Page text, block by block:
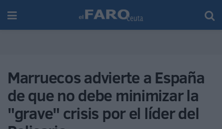
Marruecos advierte a España
de que no debe minimizar la
"grave" crisis por el líder del